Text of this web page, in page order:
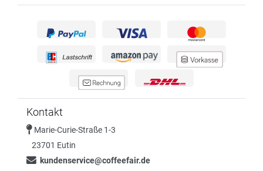
Kontakt
Marie-Curie-Straße 1-3
23701 Eutin
kundenservice@coffeefair.de